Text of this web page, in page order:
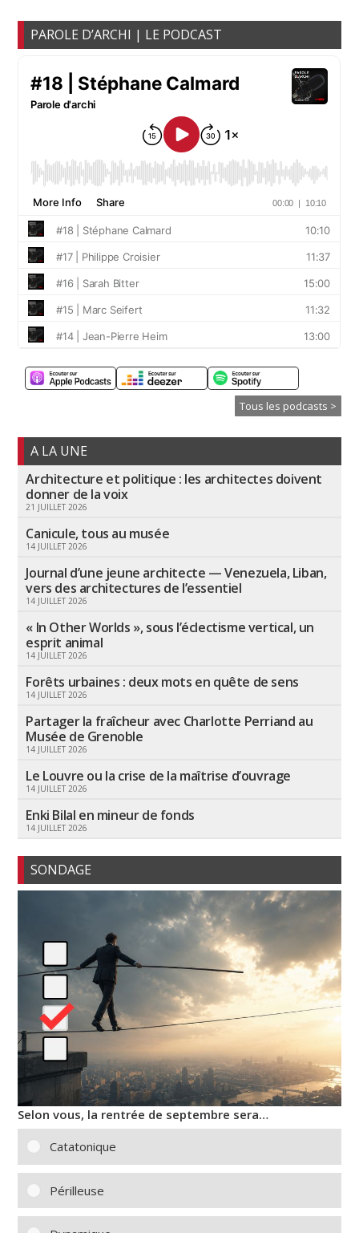
PAROLE D’ARCHI | LE PODCAST
Tous les podcasts >
A LA UNE
Architecture et politique : les architectes doivent
donner de la voix
21 JUILLET 2026
Canicule, tous au musée
14 JUILLET 2026
Journal d’une jeune architecte — Venezuela, Liban,
vers des architectures de l’essentiel
14 JUILLET 2026
« In Other Worlds », sous l’éclectisme vertical, un
esprit animal
14 JUILLET 2026
Forêts urbaines : deux mots en quête de sens
14 JUILLET 2026
Partager la fraîcheur avec Charlotte Perriand au
Musée de Grenoble
14 JUILLET 2026
Le Louvre ou la crise de la maîtrise d’ouvrage
14 JUILLET 2026
Enki Bilal en mineur de fonds
14 JUILLET 2026
SONDAGE
Selon vous, la rentrée de septembre sera…
Catatonique
Périlleuse